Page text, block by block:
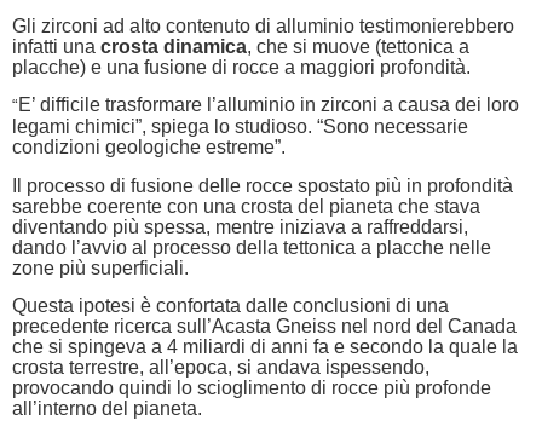
Gli zirconi ad alto contenuto di alluminio testimonierebbero
infatti una crosta dinamica, che si muove (tettonica a
placche) e una fusione di rocce a maggiori profondità.
“E’ difficile trasformare l’alluminio in zirconi a causa dei loro
legami chimici”, spiega lo studioso. “Sono necessarie
condizioni geologiche estreme”.
Il processo di fusione delle rocce spostato più in profondità
sarebbe coerente con una crosta del pianeta che stava
diventando più spessa, mentre iniziava a raffreddarsi,
dando l’avvio al processo della tettonica a placche nelle
zone più superficiali.
Questa ipotesi è confortata dalle conclusioni di una
precedente ricerca sull’Acasta Gneiss nel nord del Canada
che si spingeva a 4 miliardi di anni fa e secondo la quale la
crosta terrestre, all’epoca, si andava ispessendo,
provocando quindi lo scioglimento di rocce più profonde
all’interno del pianeta.